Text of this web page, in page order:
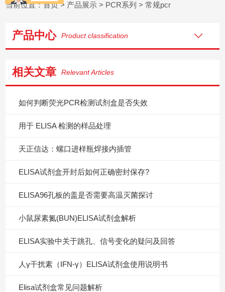
当前位置：首页> 产品展示 > PCR系列 >常规pcr
产品中心 Product classification
相关文章 Relevant Articles
如何判断荧光PCR检测试剂盒是否失效
用于 ELISA 检测的样品处理
天正信达：螺口进样瓶焊接内插管
ELISA试剂盒开封后如何正确密封保存?
ELISA96孔板的盖是否需要高温灭菌探讨
小鼠尿素氮(BUN)ELISA试剂盒解析
ELISA实验中关于跳孔、信号变化的疑问及回答
人γ干扰素（IFN-γ）ELISA试剂盒使用说明书
Elisa试剂盒常见问题解析